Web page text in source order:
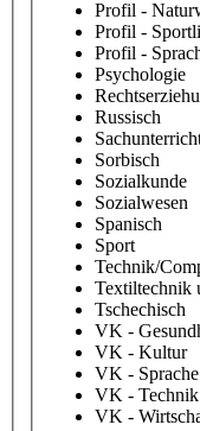
Profil -
Profil -
Profil -
Psychologie
Russisch
Sorbisch
Sozialkunde
Sozialwesen
Spanisch
Sport
Technik/
Textiltechnik
Tschechisch
VK -
VK - Kultur
VK - Sprache
VK - Technik
VK -